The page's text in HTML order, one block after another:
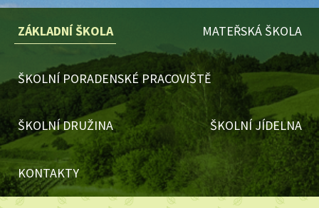
ZÁKLADNÍ ŠKOLA MATEŘSKÁ ŠKOLA
ŠKOLNÍ PORADENSKÉ PRACOVIŠTĚ
ŠKOLNÍ DRUŽINA ŠKOLNÍ JÍDELNA
KONTAKTY